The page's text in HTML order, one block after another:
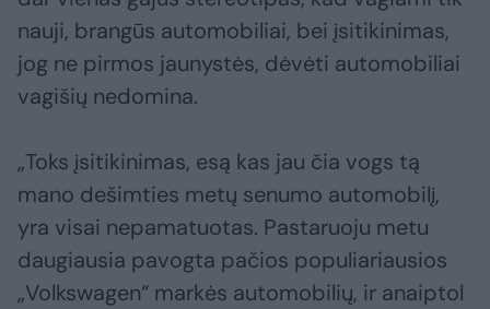
nauji, brangūs automobiliai, bei įsitikinimas,
jog ne pirmos jaunystės, dėvėti automobiliai
vagišių nedomina.
„Toks įsitikinimas, esą kas jau čia vogs tą
mano dešimties metų senumo automobilį,
yra visai nepamatuotas. Pastaruoju metu
daugiausia pavogta pačios populiariausios
„Volkswagen“ markės automobilių, ir anaiptol